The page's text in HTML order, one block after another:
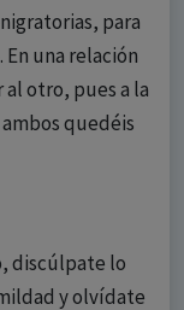
para
una relación
al otro, pues a la
quedéis
discúlpate lo
y olvídate